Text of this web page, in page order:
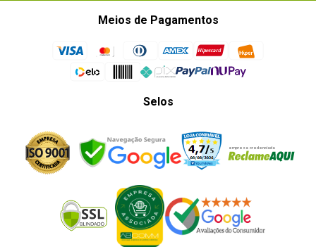
Meios de Pagamentos
Selos